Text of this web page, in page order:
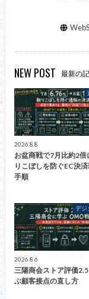
NEW POST 最新の
2026.8.8
お盆商戦で7月比約2倍
りこぼしを防ぐEC決
手順
デジ
2026.8.6
三陽商会ストア評価
ぶ顧客接点の直し方